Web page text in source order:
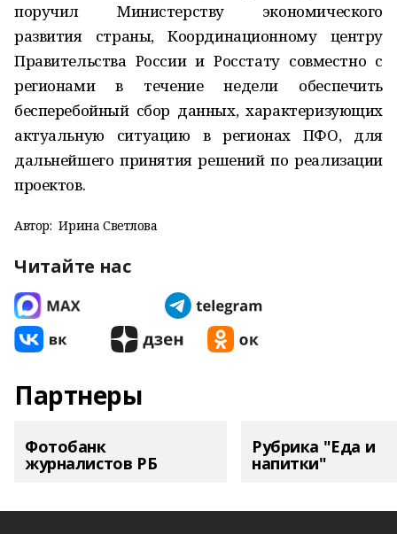
поручил Министерству экономического
развития страны, Координационному центру
Правительства России и Росстату совместно с
регионами в течение недели обеспечить
бесперебойный сбор данных, характеризующих
актуальную ситуацию в регионах ПФО, для
дальнейшего принятия решений по реализации
проектов.
Автор: Ирина Светлова
Читайте нас
Партнеры
Фотобанк
журналистов РБ
Рубрика "Еда и
напитки"